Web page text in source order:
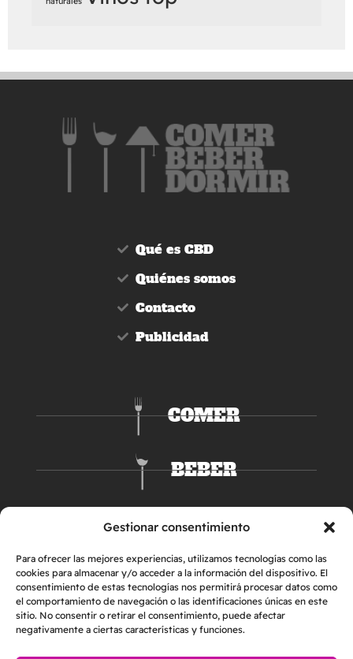
Gestionar consentimiento
Para ofrecer las mejores experiencias, utilizamos tecnologías como las
cookies para almacenar y/o acceder a la información del dispositivo. El
consentimiento de estas tecnologías nos permitirá procesar datos como
el comportamiento de navegación o las identificaciones únicas en este
sitio. No consentir o retirar el consentimiento, puede afectar
negativamente a ciertas características y funciones.
Qué es CBD
Quiénes somos
Contacto
Publicidad
COMER
BEBER
DORMIR